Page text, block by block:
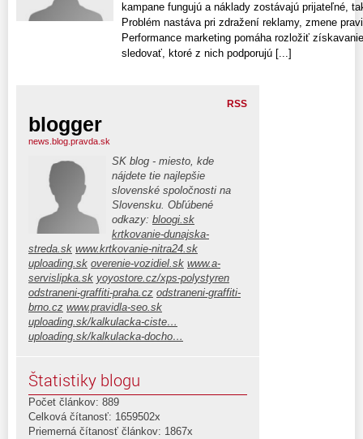
kampane fungujú a náklady zostávajú prijateľné,
Problém nastáva pri zdražení reklamy, zmene
Performance marketing pomáha rozložiť
sledovať, ktoré z nich podporujú [...]
RSS
blogger
news.blog.pravda.sk
SK blog - miesto, kde
nájdete tie najlepšie
slovenské spoločnosti na
Slovensku. Obľúbené
odkazy: bloogi.sk
krtkovanie-dunajska-
streda.sk www.krtkovanie-nitra24.sk
uploading.sk overenie-vozidiel.sk www.a-
servislipka.sk yoyostore.cz/xps-polystyren
odstraneni-graffiti-praha.cz odstraneni-graffiti-
brno.cz www.pravidla-seo.sk
uploading.sk/kalkulacka-ciste…
uploading.sk/kalkulacka-docho…
Štatistiky blogu
Počet článkov: 889
Celková čítanosť: 1659502x
Priemerná čítanosť článkov: 1867x